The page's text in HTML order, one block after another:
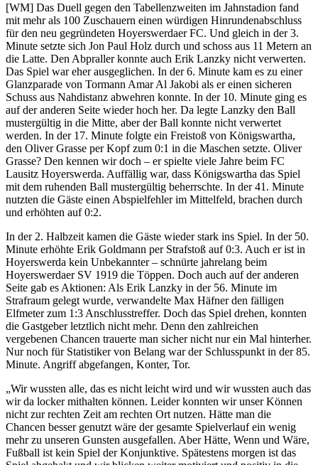
[WM] Das Duell gegen den Tabellenzweiten im Jahnstadion fand
mit mehr als 100 Zuschauern einen würdigen Hinrundenabschluss
für den neu gegründeten Hoyerswerdaer FC. Und gleich in der 3.
Minute setzte sich Jon Paul Holz durch und schoss aus 11 Metern an
die Latte. Den Abpraller konnte auch Erik Lanzky nicht verwerten.
Das Spiel war eher ausgeglichen. In der 6. Minute kam es zu einer
Glanzparade von Tormann Amar Al Jakobi als er einen sicheren
Schuss aus Nahdistanz abwehren konnte. In der 10. Minute ging es
auf der anderen Seite wieder hoch her. Da legte Lanzky den Ball
mustergültig in die Mitte, aber der Ball konnte nicht verwertet
werden. In der 17. Minute folgte ein Freistoß von Königswartha,
den Oliver Grasse per Kopf zum 0:1 in die Maschen setzte. Oliver
Grasse? Den kennen wir doch – er spielte viele Jahre beim FC
Lausitz Hoyerswerda. Auffällig war, dass Königswartha das Spiel
mit dem ruhenden Ball mustergültig beherrschte. In der 41. Minute
nutzten die Gäste einen Abspielfehler im Mittelfeld, brachen durch
und erhöhten auf 0:2.
In der 2. Halbzeit kamen die Gäste wieder stark ins Spiel. In der 50.
Minute erhöhte Erik Goldmann per Strafstoß auf 0:3. Auch er ist in
Hoyerswerda kein Unbekannter – schnürte jahrelang beim
Hoyerswerdaer SV 1919 die Töppen. Doch auch auf der anderen
Seite gab es Aktionen: Als Erik Lanzky in der 56. Minute im
Strafraum gelegt wurde, verwandelte Max Häfner den fälligen
Elfmeter zum 1:3 Anschlusstreffer. Doch das Spiel drehen, konnten
die Gastgeber letztlich nicht mehr. Denn den zahlreichen
vergebenen Chancen trauerte man sicher nicht nur ein Mal hinterher.
Nur noch für Statistiker von Belang war der Schlusspunkt in der 85.
Minute. Angriff abgefangen, Konter, Tor.
„Wir wussten alle, das es nicht leicht wird und wir wussten auch das
wir da locker mithalten können. Leider konnten wir unser Können
nicht zur rechten Zeit am rechten Ort nutzen. Hätte man die
Chancen besser genutzt wäre der gesamte Spielverlauf ein wenig
mehr zu unseren Gunsten ausgefallen. Aber Hätte, Wenn und Wäre,
Fußball ist kein Spiel der Konjunktive. Spätestens morgen ist das